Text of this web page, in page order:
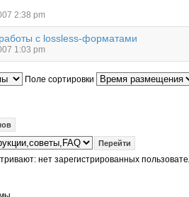
2:38 pm
с lossless-форматами
1:03 pm
Поле сортировки
нет зарегистрированных